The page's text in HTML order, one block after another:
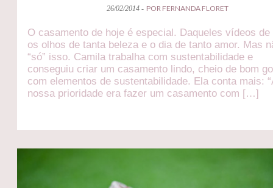
26/02/2014 - POR FERNANDA FLORET
O casamento de hoje é especial. Daqueles vídeos de
os olhos de tanta beleza e o dia de tanto amor. Mas
“só” isso. Camila trabalha com sustentabilidade e
conseguiu criar um casamento lindo, cheio de bom
com elementos de sustentabilidade. Ela conta mais:
nossa prioridade era fazer um casamento com […]